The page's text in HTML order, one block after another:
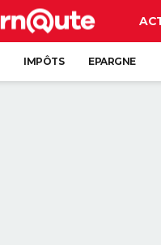
IMPÔTS EPARGNE